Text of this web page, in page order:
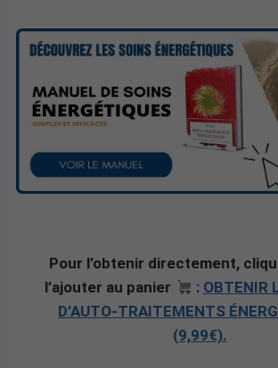
Pour l’obtenir directement,
l’ajouter au panier
: OBTENIR
D’AUTO-TRAITEMENTS
(9,99€).